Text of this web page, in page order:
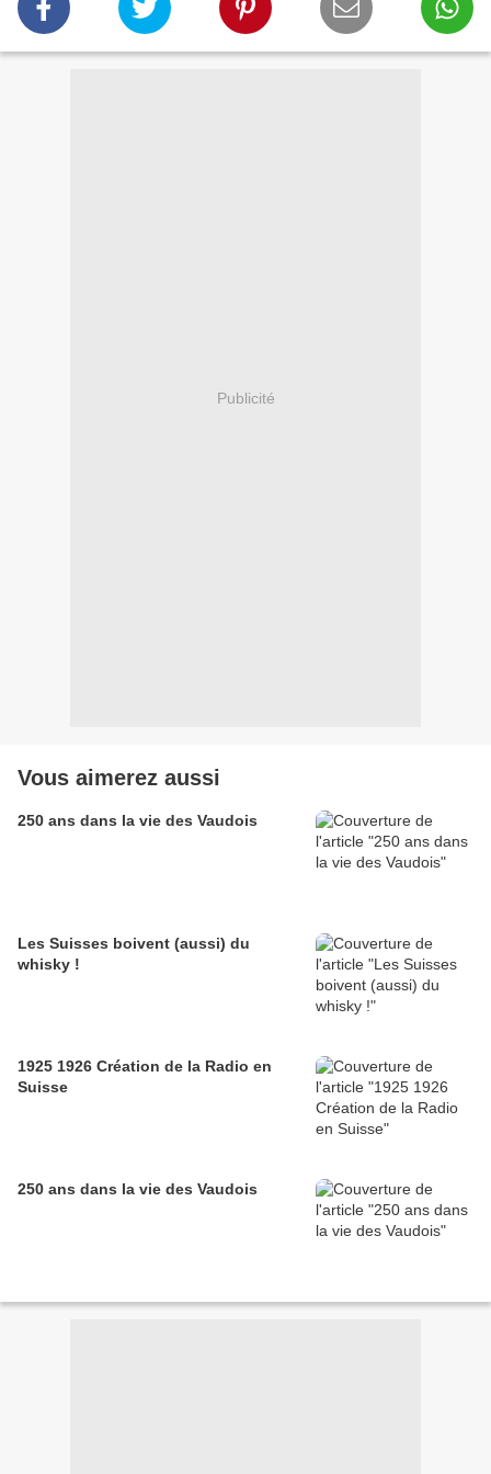
Publicité
Vous aimerez aussi
250 ans dans la vie des Vaudois
Les Suisses boivent (aussi) du
whisky !
1925 1926 Création de la Radio en
Suisse
250 ans dans la vie des Vaudois